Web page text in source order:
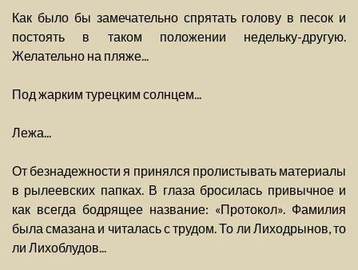
Как было бы замечательно спрятать голову в песок и
постоять в таком положении недельку-другую.
Желательно на пляже...
Под жарким турецким солнцем...
Лежа...
От безнадежности я принялся пролистывать материалы
в рылеевских папках. В глаза бросилась привычное и
как всегда бодрящее название: «Протокол». Фамилия
была смазана и читалась с трудом. То ли Лиходрынов, то
ли Лихоблудов...